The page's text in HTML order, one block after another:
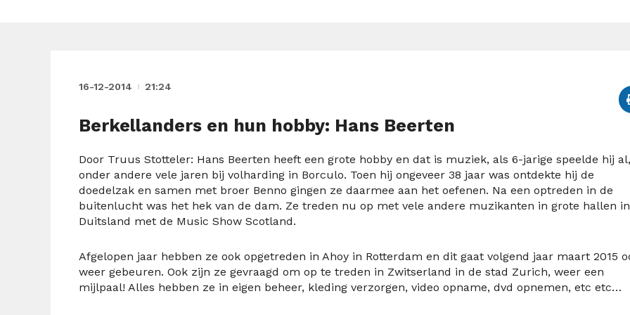
16-12-2014 21:24
Berkellanders en hun hobby: Hans Beerten
Door Truus Stotteler: Hans Beerten heeft een grote hobby en dat is muziek, als 6-jarige speelde hij
onder andere vele jaren bij volharding in Borculo. Toen hij ongeveer 38 jaar was ontdekte hij de
doedelzak en samen met broer Benno gingen ze daarmee aan het oefenen. Na een optreden in de
buitenlucht was het hek van de dam. Ze treden nu op met vele andere muzikanten in grote hallen in
Duitsland met de Music Show Scotland.
Afgelopen jaar hebben ze ook opgetreden in Ahoy in Rotterdam en dit gaat volgend jaar maart 2015
weer gebeuren. Ook zijn ze gevraagd om op te treden in Zwitserland in de stad Zurich, weer een
mijlpaal! Alles hebben ze in eigen beheer, kleding verzorgen, video opname, dvd opnemen, etc etc…